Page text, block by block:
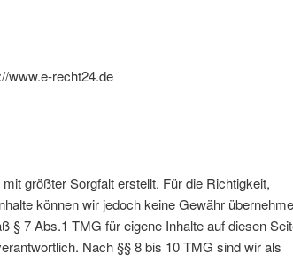
www.e-recht24.de
größter Sorgfalt erstellt. Für die Richtigkeit,
können wir jedoch keine Gewähr
§ 7 Abs.1 TMG für eigene Inhalte auf diesen
Nach §§ 8 bis 10 TMG sind wir als